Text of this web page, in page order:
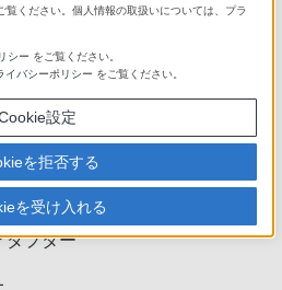
ダプター
ください。個人情報の取扱いについては、プラ
シー をご覧ください。
イバシーポリシー をご覧ください。
設定
を拒否する
を受け入れる